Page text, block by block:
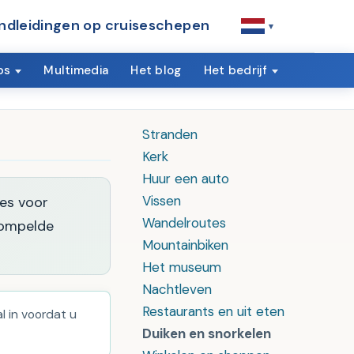
op cruiseschepen ▾
Multimedia Het blog Het bedrijf
Stranden
Kerk
Huur een auto
Vissen
Wandelroutes
Mountainbiken
Het museum
Nachtleven
Restaurants en uit eten
Duiken en snorkelen
voor
in voordat u